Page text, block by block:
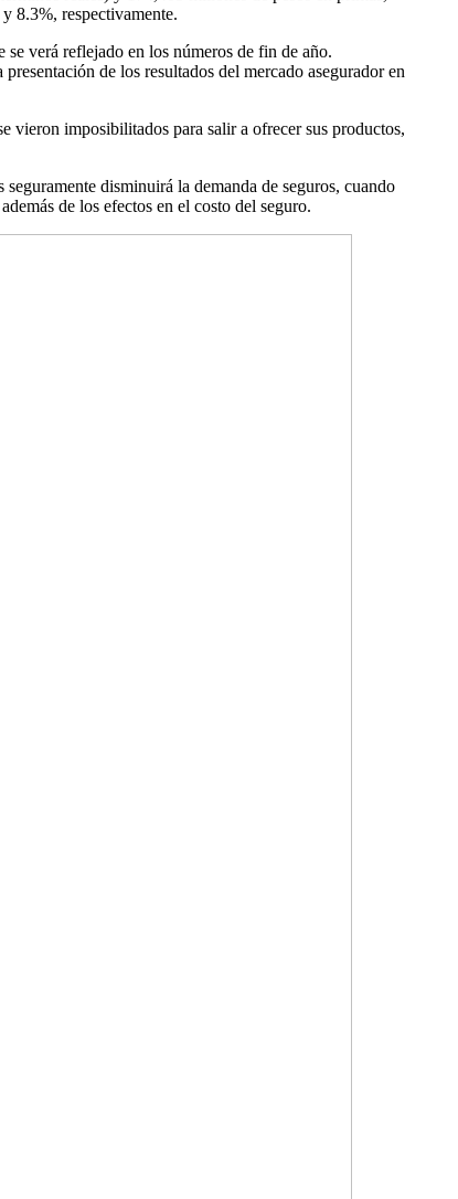
8.3%, respectivamente.
verá reflejado en los números de fin de año.
de los resultados del mercado asegurador en
vieron imposibilitados para salir a ofrecer sus productos,
disminuirá la demanda de seguros, cuando
de los efectos en el costo del seguro.